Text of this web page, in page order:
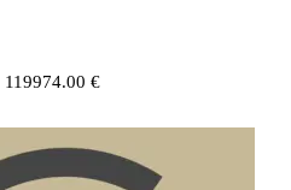
119974.00 €